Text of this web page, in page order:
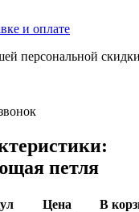
и оплате
персональной
петля
Цена
В